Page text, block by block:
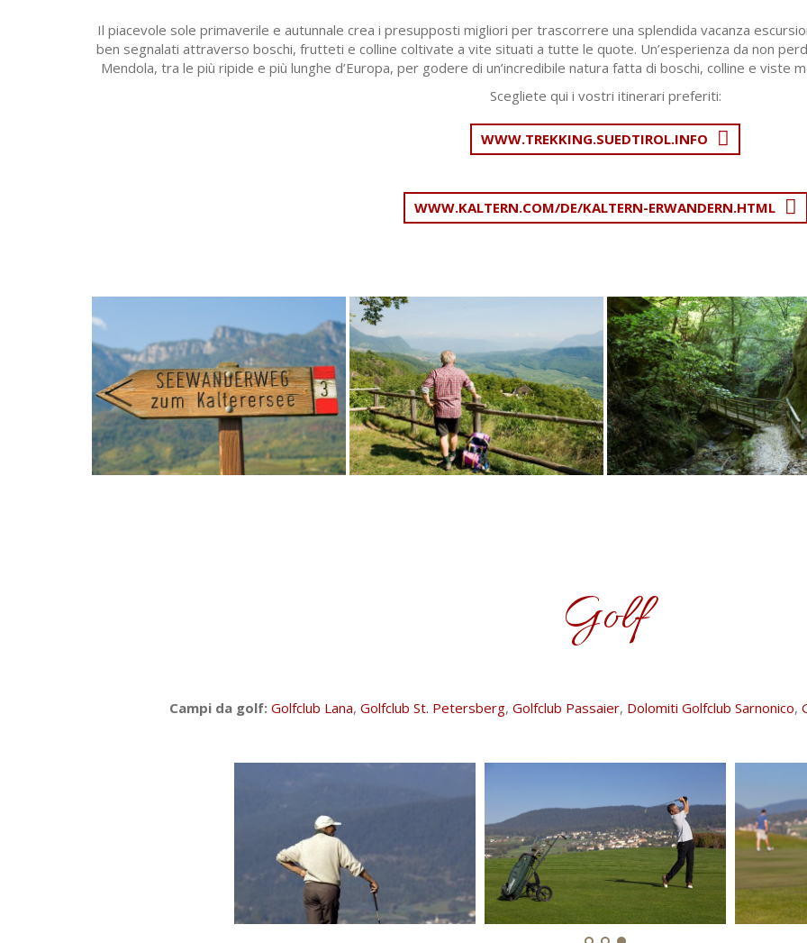
Il piacevole sole primaverile e autunnale crea i presupposti migliori per trascorrere una splendida vacanza
ben segnalati attraverso boschi, frutteti e colline coltivate a vite situati a tutte le quote. Un’esperienza da non
Mendola, tra le più ripide e più lunghe d’Europa, per godere di un’incredibile natura fatta di boschi, colline e
Scegliete qui i vostri itinerari preferiti:
WWW.TREKKING.SUEDTIROL.INFO
WWW.KALTERN.COM/DE/KALTERN-ERWANDERN.HTML
Golf
Campi da golf: Golfclub Lana, Golfclub St. Petersberg, Golfclub Passaier, Dolomiti Golfclub Sarnonico,